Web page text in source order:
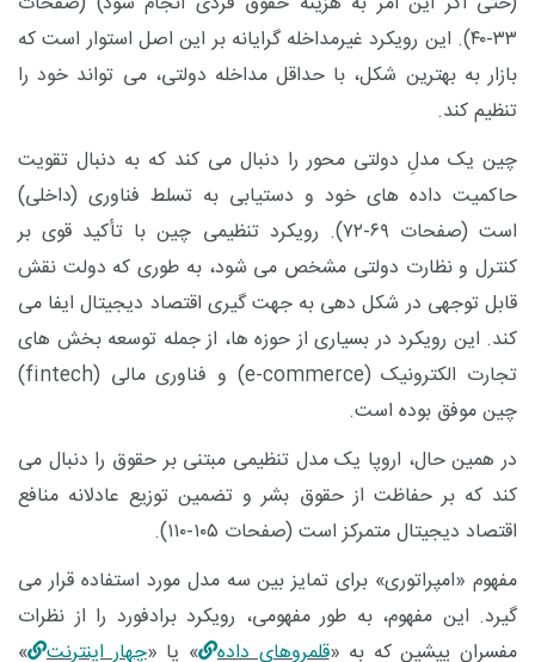
۳۳-۴۰). این رویکرد غیرمداخله‌ گرایانه بر این اصل استوار است که
بازار به بهترین شکل، با حداقل مداخله دولتی، می ‌تواند خود را
تنظیم کند.
چین یک مدلِ دولتی ‌محور را دنبال می ‌کند که به دنبال تقویت
حاکمیت داده ‌های خود و دستیابی به تسلط فناوری (داخلی)
است (صفحات ۶۹-۷۲). رویکرد تنظیمی چین با تأکید قوی بر
کنترل و نظارت دولتی مشخص می ‌شود، به ‌طوری که دولت نقش
قابل‌ توجهی در شکل‌ دهی به جهت ‌گیری اقتصاد دیجیتال ایفا می
‌کند. این رویکرد در بسیاری از حوزه ‌ها، از جمله توسعه بخش ‌های
تجارت الکترونیک (e-commerce) و فناوری مالی (fintech
)
چین موفق بوده است.
در همین حال، اروپا یک مدل تنظیمی مبتنی بر حقوق را دنبال می
‌کند که بر حفاظت از حقوق بشر و تضمین توزیع عادلانه منافع
اقتصاد دیجیتال متمرکز است (صفحات ۱۰۵-۱۱۰).
مفهوم «امپراتوری» برای تمایز بین سه مدل مورد استفاده قرار می‌
گیرد. این مفهوم، به‌ طور مفهومی، رویکرد برادفورد را از نظرات
مفسران پیشین که به «قلمروهای داده » یا «چهار اینترنت »